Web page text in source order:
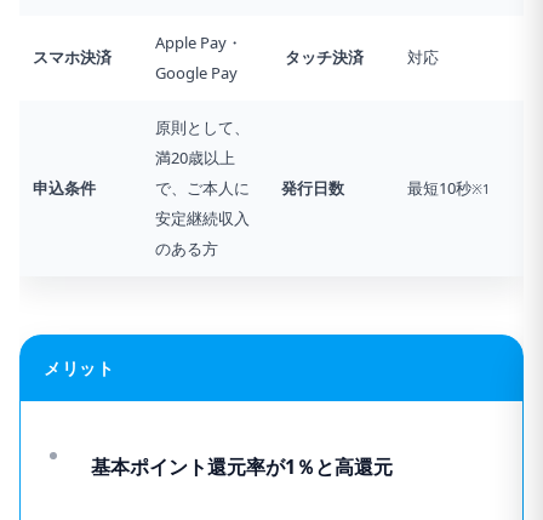
スマホ決済
Apple Pay・
Google Pay
タッチ決済 対応
申込条件
原則として、
満20歳以上
で、ご本人に
安定継続収入
のある方
発行日数 最短10秒※1
メリット
基本ポイント還元率が1％と高還元